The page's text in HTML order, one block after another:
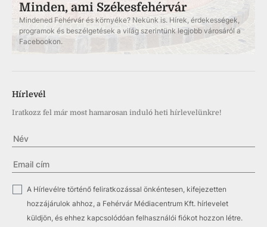
Minden, ami Székesfehérvár
Mindened Fehérvár és környéke? Nekünk is. Hírek, érdekességek,
programok és beszélgetések a világ szerintünk legjobb városáról a
Facebookon.
Hírlevél
Iratkozz fel már most hamarosan induló heti hírlevelünkre!
A Hírlevélre történő feliratkozással önkéntesen, kifejezetten
hozzájárulok ahhoz, a Fehérvár Médiacentrum Kft. hírlevelet
küldjön, és ehhez kapcsolódóan felhasználói fiókot hozzon létre.